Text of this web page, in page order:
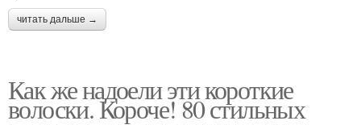
читать дальше →
Как же надоели эти короткие
волоски. Короче! 80 стильных